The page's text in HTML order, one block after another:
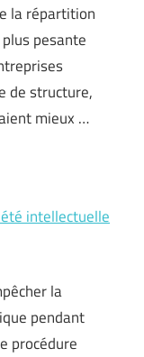
la répartition
pesante
de structure,
mieux …
intellectuelle
la
pendant
procédure